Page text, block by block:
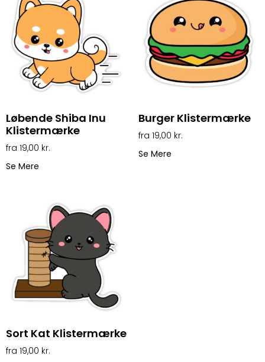
Løbende Shiba Inu
Klistermærke
19,00 kr.
Se Mere
Burger Klistermærke
19,00 kr.
Se Mere
Sort Kat Klistermærke
19,00 kr.